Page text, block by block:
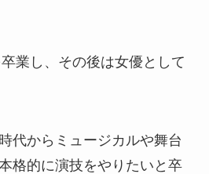
業し、その後は女優として
代からミュージカルや舞台
格的に演技をやりたいと卒